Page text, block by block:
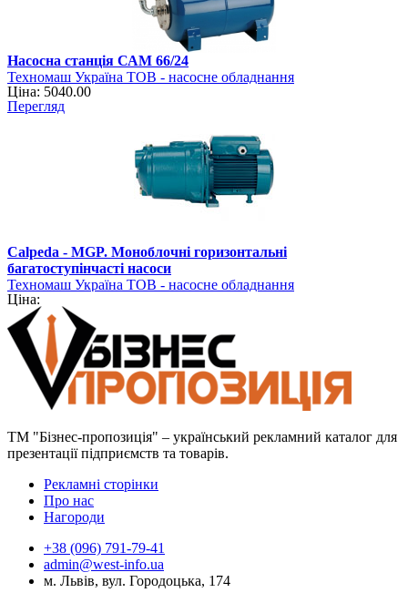
Насосна станція САМ 66/24
Техномаш Україна ТОВ - насосне обладнання
Ціна: 5040.00
Перегляд
Calpeda - MGP. Моноблочні горизонтальні
багатоступінчасті насоси
Техномаш Україна ТОВ - насосне обладнання
Ціна:
ТМ "Бізнес-пропозиція" – український рекламний каталог для
презентації підприємств та товарів.
Рекламні сторінки
Про нас
Нагороди
+38 (096) 791-79-41
admin@west-info.ua
м. Львів, вул. Городоцька, 174